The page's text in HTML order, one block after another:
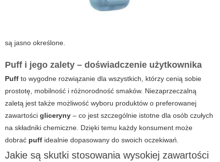
są jasno określone.
Puff i jego zalety – doświadczenie użytkownika
Puff to wygodne rozwiązanie dla wszystkich, którzy cenią sobie
prostotę, mobilność i różnorodność smaków. Niezaprzeczalną
zaletą jest także możliwość wyboru produktów o preferowanej
zawartości gliceryny – co jest szczególnie istotne dla osób czułych
na składniki chemiczne. Dzięki temu każdy konsument może
dobrać puff idealnie dopasowany do swoich oczekiwań.
Jakie są skutki stosowania wysokiej zawartości